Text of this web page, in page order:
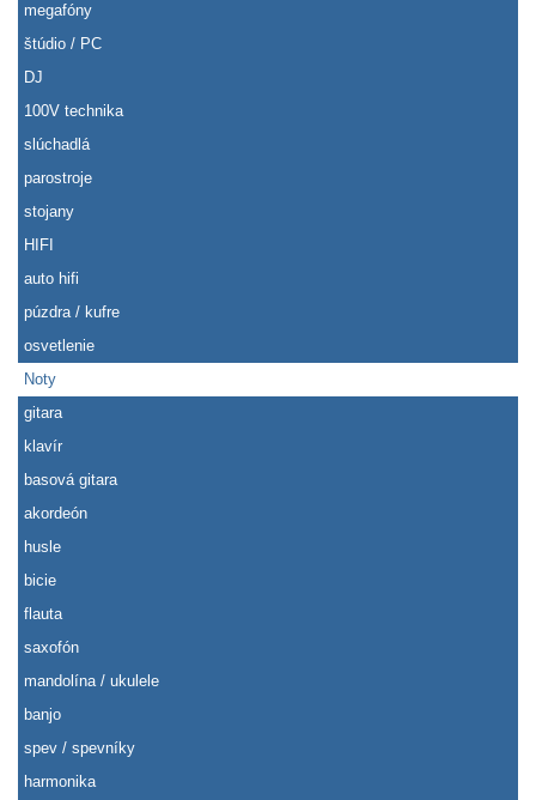
megafóny
štúdio / PC
DJ
100V technika
slúchadlá
parostroje
stojany
HIFI
auto hifi
púzdra / kufre
osvetlenie
Noty
gitara
klavír
basová gitara
akordeón
husle
bicie
flauta
saxofón
mandolína / ukulele
banjo
spev / spevníky
harmonika